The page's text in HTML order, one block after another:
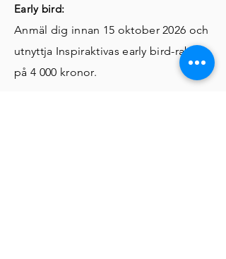
Early bird:
Anmäl dig innan 15 oktober 2026 och
utnyttja Inspiraktivas early bird-rabatt
på 4 000 kronor.